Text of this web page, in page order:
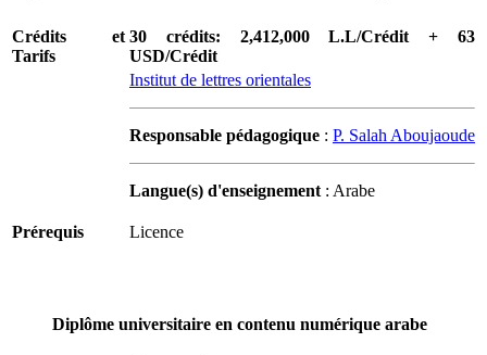
Crédits et
Tarifs
30 crédits: 2,412,000 L.L/Crédit + 63
USD/Crédit
Institut de lettres orientales
Responsable pédagogique : P. Salah Aboujaoude
Langue(s) d'enseignement: Arabe
Prérequis Licence
Diplôme universitaire en contenu numérique arabe